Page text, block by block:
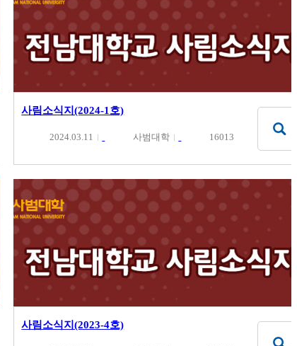
사림소식지(2024-1호)
2024.03.11 사범대학 16013
사림소식지(2023-4호)